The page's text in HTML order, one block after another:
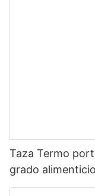
Taza Termo
grado
Sanrio de